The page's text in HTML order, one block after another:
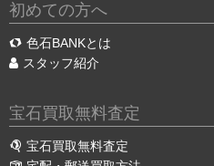
初めての方へ
色石BANKとは
スタッフ紹介
宝石買取無料査定
宝石買取無料査定